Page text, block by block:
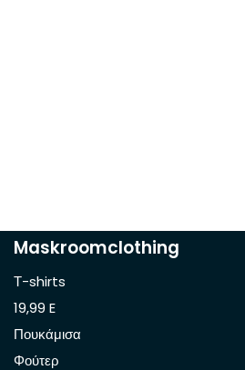
Maskroomclothing
Τ-shirts
19,99 E
Πουκάμισα
Φούτερ